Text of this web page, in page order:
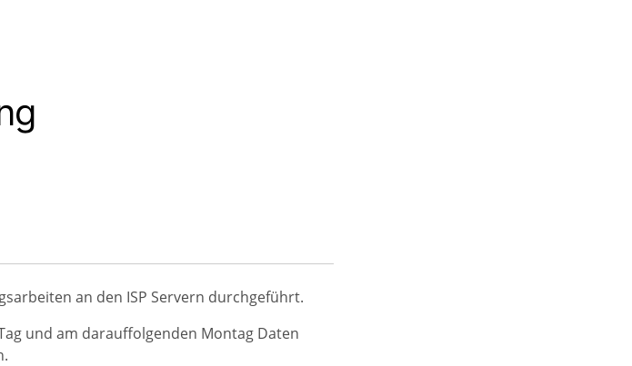
an den ISP Servern durchgeführt.
und am darauffolgenden Montag Daten